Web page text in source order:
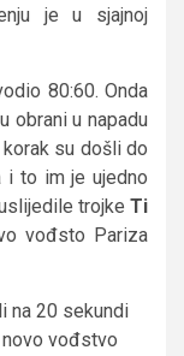
je u sjajnoj
80:60. Onda
obrani u napadu
su došli do
i to im je ujedno
trojke Ti
vođsto Pariza
na 20 sekundi
vođstvo